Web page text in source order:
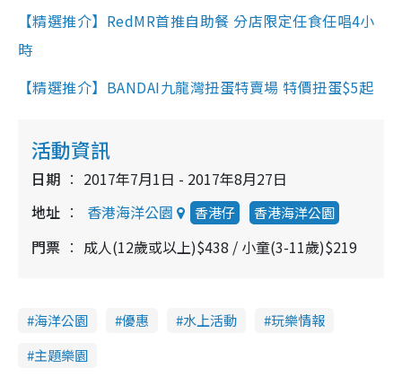
【精選推介】RedMR首推自助餐 分店限定任食任唱4小
時
【精選推介】BANDAI九龍灣扭蛋特賣場 特價扭蛋$5起
活動資訊
日期
2017年7月1日 - 2017年8月27日
地址
香港海洋公園 香港仔 香港海洋公園
門票 成人(12歲或以上)$438 / 小童(3-11歲)$219
海洋公園 優惠 水上活動
玩樂情報
主題樂園